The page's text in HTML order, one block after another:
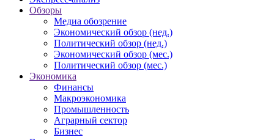
Обзоры
Медиа обозрение
Экономический обзор (нед.)
Политический обзор (нед.)
Экономический обзор (мес.)
Политический обзор (мес.)
Экономика
Финансы
Макроэкономика
Промышленность
Аграрный сектор
Бизнес